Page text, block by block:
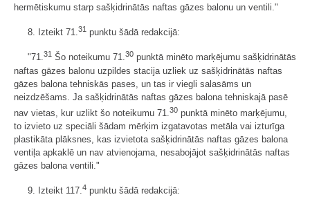
hermētiskumu starp sašķidrinātās naftas gāzes balonu un ventili."
8. Izteikt 71.31 punktu šādā redakcijā:
"71.31 Šo noteikumu 71.30 punktā minēto marķējumu sašķidrinātās
naftas gāzes balonu uzpildes stacija uzliek uz sašķidrinātās naftas
gāzes balona tehniskās pases, un tas ir viegli salasāms un
neizdzēšams. Ja sašķidrinātās naftas gāzes balona tehniskajā pasē
nav vietas, kur uzlikt šo noteikumu 71. 30 punktā minēto marķējumu,
to izvieto uz speciāli šādam mērķim izgatavotas metāla vai izturīga
plastikāta plāksnes, kas izvietota sašķidrinātās naftas gāzes balona
ventiļa apkaklē un nav atvienojama, nesabojājot sašķidrinātās naftas
gāzes balona ventili."
9. Izteikt 117.4 punktu šādā redakcijā: